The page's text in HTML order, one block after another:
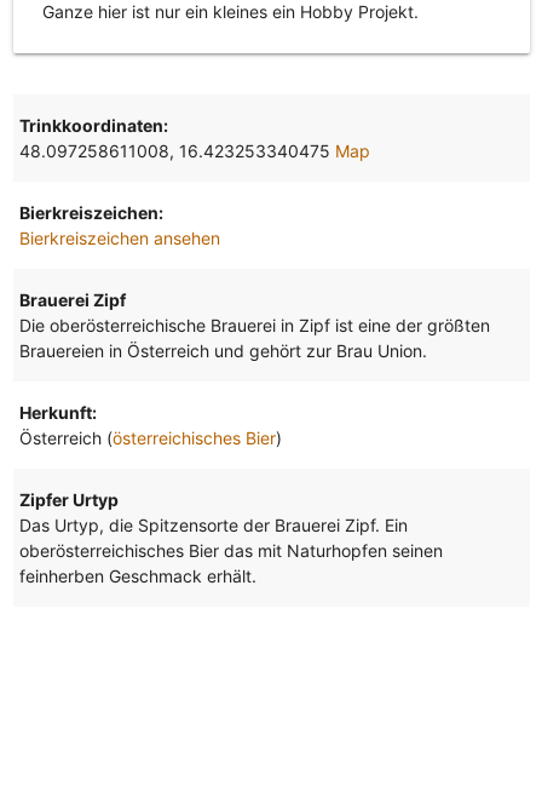
Ganze hier ist nur ein kleines ein Hobby Projekt.
Trinkkoordinaten:
48.097258611008, 16.423253340475 Map
Bierkreiszeichen:
Bierkreiszeichen ansehen
Brauerei Zipf
Die oberösterreichische Brauerei in Zipf ist eine der größten
Brauereien in Österreich und gehört zur Brau Union.
Herkunft:
Österreich (österreichisches Bier)
Zipfer Urtyp
Das Urtyp, die Spitzensorte der Brauerei Zipf. Ein
oberösterreichisches Bier das mit Naturhopfen seinen
feinherben Geschmack erhält.